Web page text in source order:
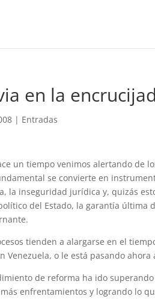
en la
| Entradas
un tiempo venimos alertando de
se convierte en
la inseguridad jurídica y, quizás
del Estado, la garantía última
tienden a alargarse en el
Venezuela, o le está pasando ahora
de reforma ha ido
enfrentamientos y logrando lo